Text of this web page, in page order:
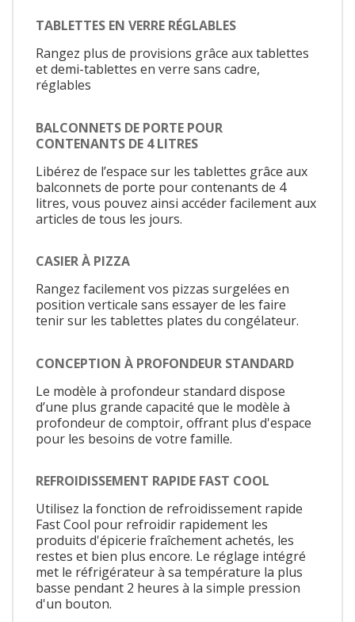
TABLETTES EN VERRE RÉGLABLES
Rangez plus de provisions grâce aux tablettes
et demi-tablettes en verre sans cadre,
réglables
BALCONNETS DE PORTE POUR
CONTENANTS DE 4 LITRES
Libérez de l’espace sur les tablettes grâce aux
balconnets de porte pour contenants de 4
litres, vous pouvez ainsi accéder facilement aux
articles de tous les jours.
CASIER À PIZZA
Rangez facilement vos pizzas surgelées en
position verticale sans essayer de les faire
tenir sur les tablettes plates du congélateur.
CONCEPTION À PROFONDEUR STANDARD
Le modèle à profondeur standard dispose
d’une plus grande capacité que le modèle à
profondeur de comptoir, offrant plus d'espace
pour les besoins de votre famille.
REFROIDISSEMENT RAPIDE FAST COOL
Utilisez la fonction de refroidissement rapide
Fast Cool pour refroidir rapidement les
produits d'épicerie fraîchement achetés, les
restes et bien plus encore. Le réglage intégré
met le réfrigérateur à sa température la plus
basse pendant 2 heures à la simple pression
d'un bouton.